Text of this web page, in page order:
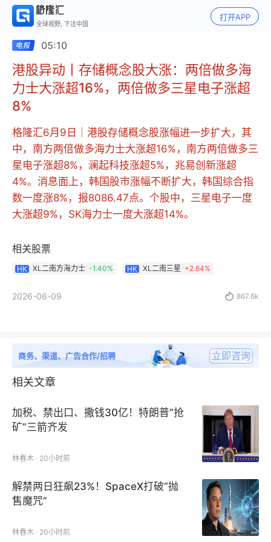
全球视野, 下注中国
打开APP
05:10
港股异动丨存储概念股大涨：两倍做多海
力士大涨超16%，两倍做多三星电子涨超
8%
格隆汇6月9日｜港股存储概念股涨幅进一步扩大，其
中，南方两倍做多海力士大涨超16%，南方两倍做多三
星电子涨超8%，澜起科技涨超5%，兆易创新涨超
4%。消息面上，韩国股市涨幅不断扩大，韩国综合指
数一度涨8%，报8086.47点。个股中，三星电子一度
大涨超9%，SK海力士一度大涨超14%。
相关股票
HK XL二南方海力士 -1.40% HK XL二南三星 +2.64%
2026-06-09  867.6k
商务、渠道、广告合作/招聘 立即咨询
相关文章
加税、禁出口、撒钱30亿！特朗普“抢
矿”三箭齐发
林春木 · 20小时前
解禁两日狂飙23%！SpaceX打破“抛
售魔咒”
林春木 · 20小时前